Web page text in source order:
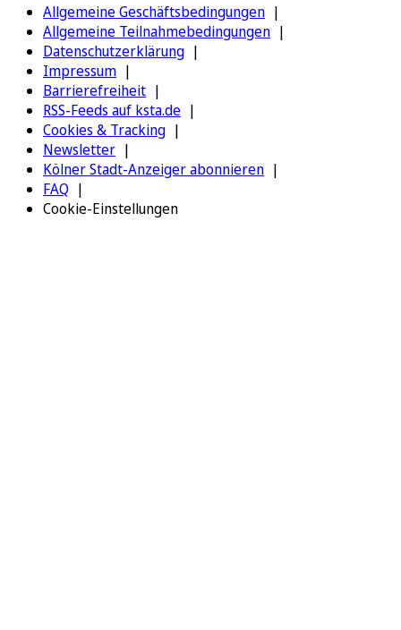
Allgemeine Geschäftsbedingungen
Allgemeine Teilnahmebedingungen
Datenschutzerklärung
Impressum
Barrierefreiheit
RSS-Feeds auf ksta.de
Cookies & Tracking
Newsletter
Kölner Stadt-Anzeiger abonnieren
FAQ
Cookie-Einstellungen